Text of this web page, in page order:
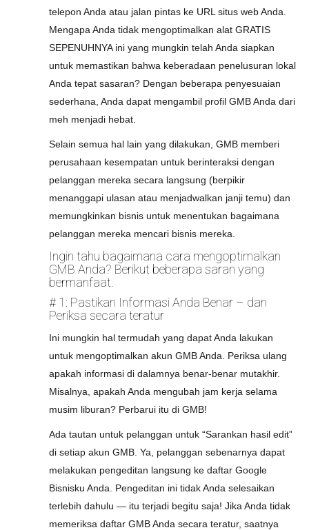
telepon Anda atau jalan pintas ke URL situs web Anda.
Mengapa Anda tidak mengoptimalkan alat GRATIS
SEPENUHNYA ini yang mungkin telah Anda siapkan
untuk memastikan bahwa keberadaan penelusuran lokal
Anda tepat sasaran? Dengan beberapa penyesuaian
sederhana, Anda dapat mengambil profil GMB Anda dari
meh menjadi hebat.
Selain semua hal lain yang dilakukan, GMB memberi
perusahaan kesempatan untuk berinteraksi dengan
pelanggan mereka secara langsung (berpikir
menanggapi ulasan atau menjadwalkan janji temu) dan
memungkinkan bisnis untuk menentukan bagaimana
pelanggan mereka mencari bisnis mereka.
Ingin tahu bagaimana cara mengoptimalkan
GMB Anda? Berikut beberapa saran yang
bermanfaat.
# 1: Pastikan Informasi Anda Benar – dan
Periksa secara teratur
Ini mungkin hal termudah yang dapat Anda lakukan
untuk mengoptimalkan akun GMB Anda. Periksa ulang
apakah informasi di dalamnya benar-benar mutakhir.
Misalnya, apakah Anda mengubah jam kerja selama
musim liburan? Perbarui itu di GMB!
Ada tautan untuk pelanggan untuk “Sarankan hasil edit”
di setiap akun GMB. Ya, pelanggan sebenarnya dapat
melakukan pengeditan langsung ke daftar Google
Bisnisku Anda. Pengeditan ini tidak Anda selesaikan
terlebih dahulu — itu terjadi begitu saja! Jika Anda tidak
memeriksa daftar GMB Anda secara teratur, saatnya